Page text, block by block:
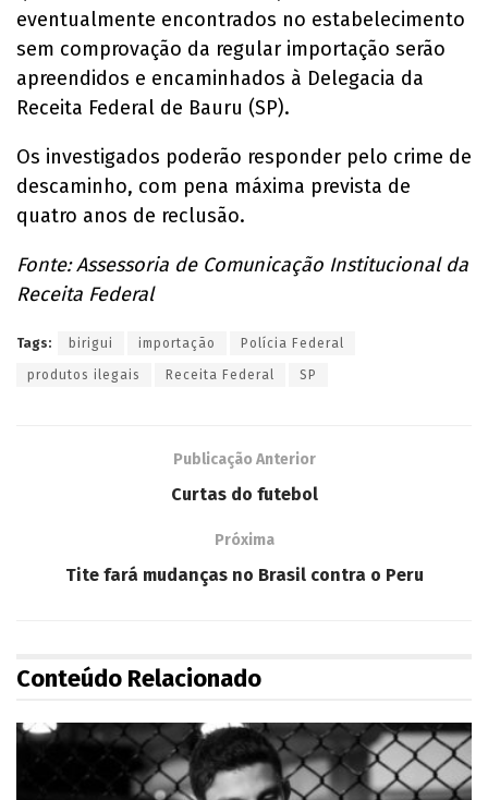
eventualmente encontrados no estabelecimento
sem comprovação da regular importação serão
apreendidos e encaminhados à Delegacia da
Receita Federal de Bauru (SP).
Os investigados poderão responder pelo crime de
descaminho, com pena máxima prevista de
quatro anos de reclusão.
Fonte: Assessoria de Comunicação Institucional da
Receita Federal
Tags: birigui importação Polícia Federal
produtos ilegais Receita Federal SP
Publicação Anterior
Curtas do futebol
Próxima
Tite fará mudanças no Brasil contra o Peru
Conteúdo Relacionado